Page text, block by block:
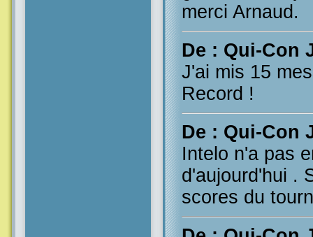
merci Arnaud.
De : Qui-Con
J'ai mis 15
Record !
De : Qui-Con
Intelo n'a pas
d'aujourd'hui .
scores du